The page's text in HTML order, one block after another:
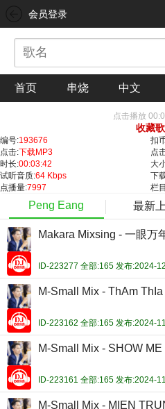
会员登录
首页 串烧 中文
点击播放
收藏
编号:193676 扣
点击:下载MP3 点
时长:00:03:42 大
试听音质:64 Kbps 下
点播量:7997 栏
Peng Eang 最新
Makara Mixsing - 一眼万
ID-223277 全部:165 发布:2024-
M-Small Mix - ThAm
ID-223162 全部:165 发布:2024-
M-Small Mix - SHOW
ID-223161 全部:165 发布:2024-
M-Small Mix - MIEN